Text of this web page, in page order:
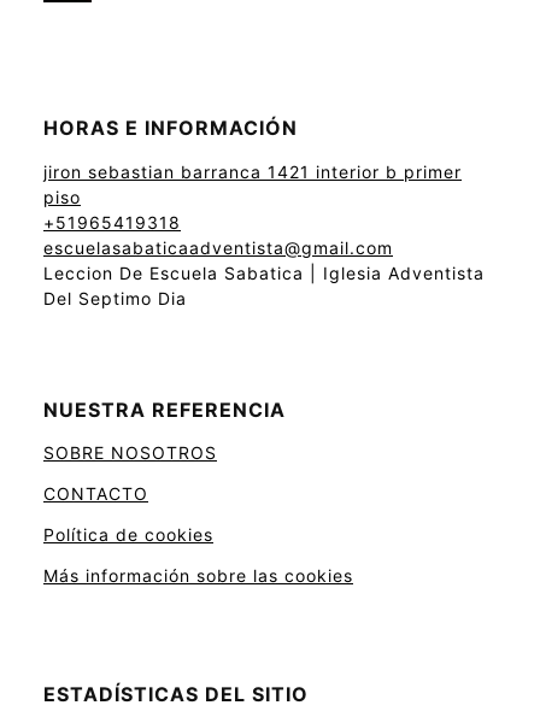
HORAS E INFORMACIÓN
jiron sebastian barranca 1421 interior b primer
piso
+51965419318
escuelasabaticaadventista@gmail.com
Leccion De Escuela Sabatica | Iglesia Adventista
Del Septimo Dia
NUESTRA REFERENCIA
SOBRE NOSOTROS
CONTACTO
Política de cookies
Más información sobre las cookies
ESTADÍSTICAS DEL SITIO